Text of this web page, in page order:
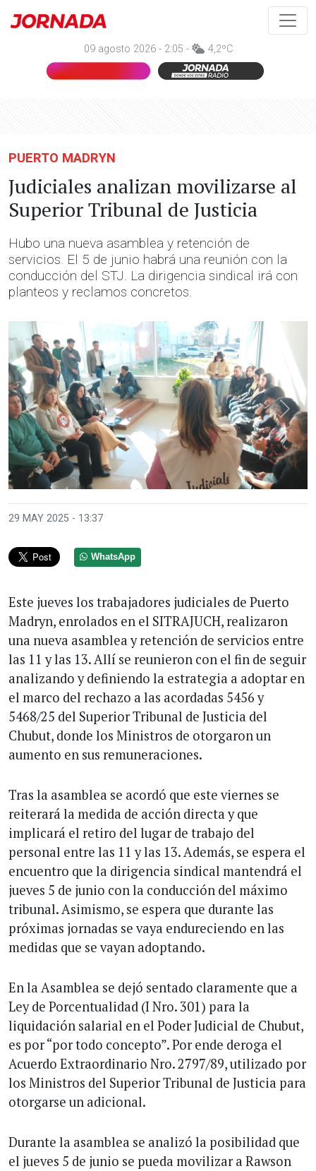
09 agosto 2026 - 2:05 - 4,2ºC
PUERTO MADRYN
Judiciales analizan movilizarse al
Superior Tribunal de Justicia
Hubo una nueva asamblea y retención de
servicios. El 5 de junio habrá una reunión con la
conducción del STJ. La dirigencia sindical irá con
planteos y reclamos concretos.
Anterior
29 MAY 2025 - 13:37
WhatsApp
Este jueves los trabajadores judiciales de Puerto
Madryn, enrolados en el SITRAJUCH, realizaron
una nueva asamblea y retención de servicios entre
las 11 y las 13. Allí se reunieron con el fin de seguir
analizando y definiendo la estrategia a adoptar en
el marco del rechazo a las acordadas 5456 y
5468/25 del Superior Tribunal de Justicia del
Chubut, donde los Ministros de otorgaron un
aumento en sus remuneraciones.
Tras la asamblea se acordó que este viernes se
reiterará la medida de acción directa y que
implicará el retiro del lugar de trabajo del
personal entre las 11 y las 13. Además, se espera el
encuentro que la dirigencia sindical mantendrá el
jueves 5 de junio con la conducción del máximo
tribunal. Asimismo, se espera que durante las
próximas jornadas se vaya endureciendo en las
medidas que se vayan adoptando.
En la Asamblea se dejó sentado claramente que a
Ley de Porcentualidad (I Nro. 301) para la
liquidación salarial en el Poder Judicial de Chubut,
es por “por todo concepto”. Por ende deroga el
Acuerdo Extraordinario Nro. 2797/89, utilizado por
los Ministros del Superior Tribunal de Justicia para
otorgarse un adicional.
Durante la asamblea se analizó la posibilidad que
el jueves 5 de junio se pueda movilizar a Rawson